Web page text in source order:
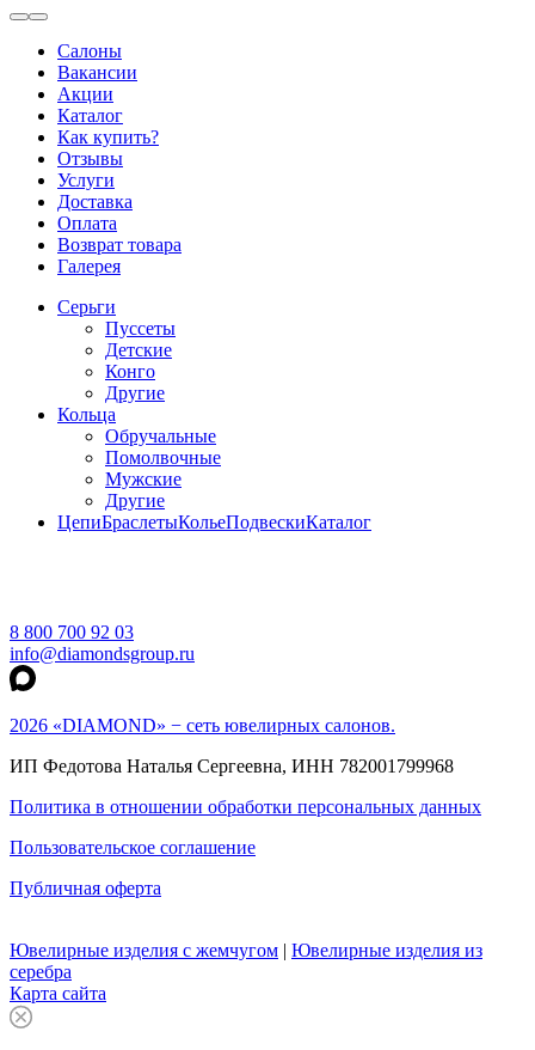
Салоны
Вакансии
Акции
Каталог
Как купить?
Отзывы
Услуги
Доставка
Оплата
Возврат товара
Галерея
Серьги
Пуссеты
Детские
Конго
Другие
Кольца
Обручальные
Помолвочные
Мужские
Другие
ЦепиБраслетыКольеПодвескиКаталог
8 800 700 92 03
info@diamondsgroup.ru
2026 «DIAMOND» − сеть ювелирных салонов.
ИП Федотова Наталья Сергеевна, ИНН 782001799968
Политика в отношении обработки персональных данных
Пользовательское соглашение
Публичная оферта
Ювелирные изделия с жемчугом | Ювелирные изделия из
серебра
Карта сайта